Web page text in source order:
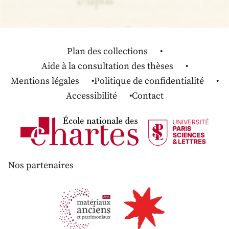
Plan des collections
Aide à la consultation des thèses
Mentions légales
Politique de confidentialité
Accessibilité
Contact
Nos partenaires